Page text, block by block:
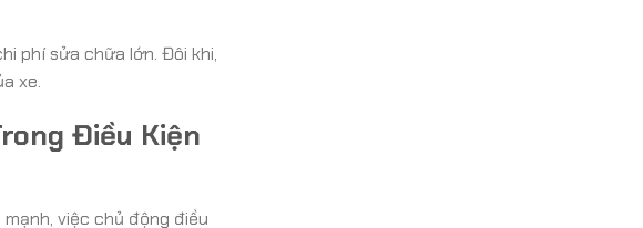
phí sửa chữa lớn. Đôi khi,
xe.
Điều Kiện
việc chủ động điều